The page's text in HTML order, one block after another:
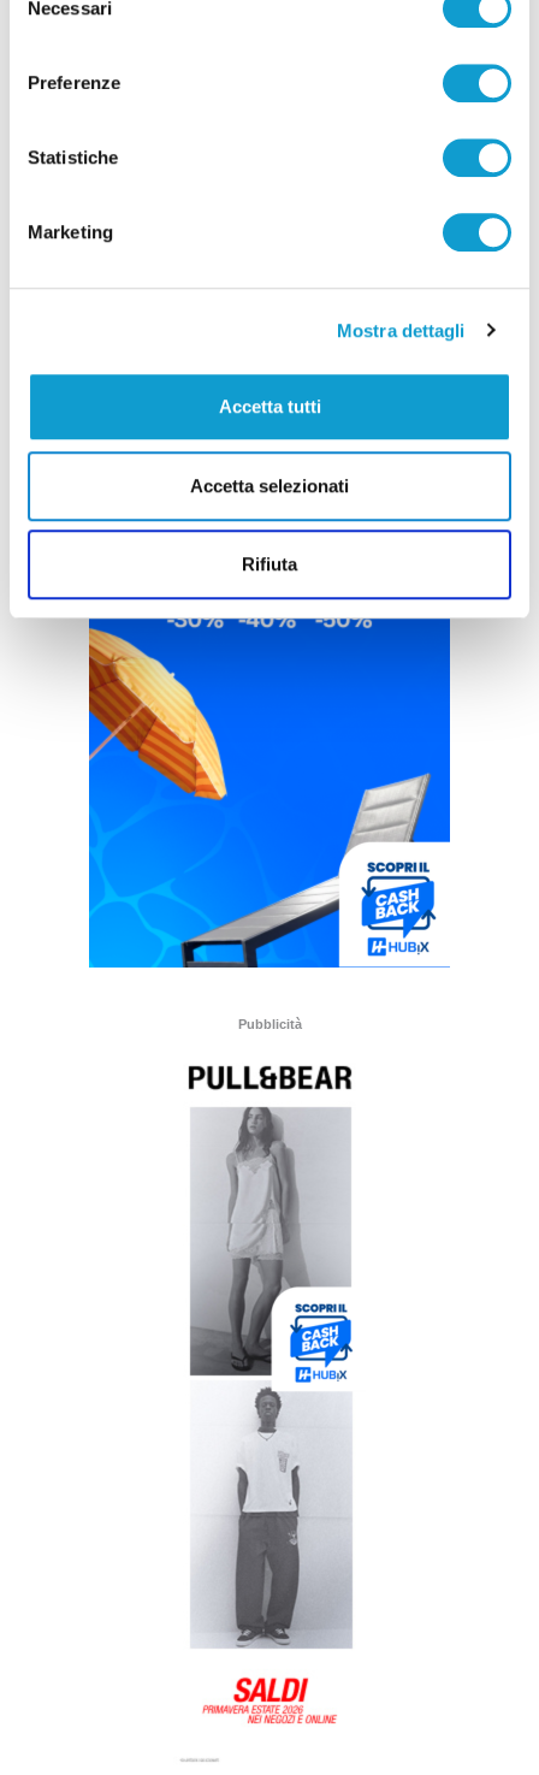
delNecessari
Preferenze
Statistiche
Marketing
Mostra dettagli
Accetta tutti
Accetta selezionati
Rifiuta
Pubblicità